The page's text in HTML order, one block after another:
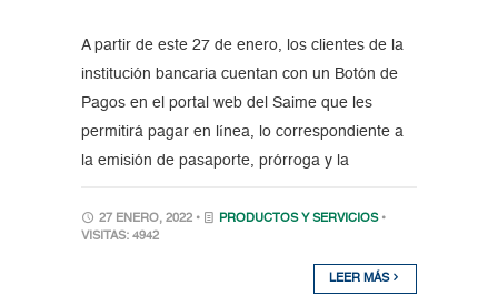
A partir de este 27 de enero, los clientes de la
institución bancaria cuentan con un Botón de
Pagos en el portal web del Saime que les
permitirá pagar en línea, lo correspondiente a
la emisión de pasaporte, prórroga y la
27 ENERO, 2022 • PRODUCTOS Y SERVICIOS •
VISITAS: 4942
LEER MÁS